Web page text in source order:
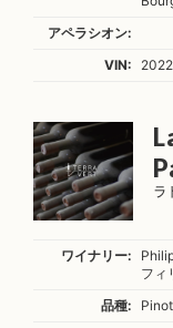
アペラシオン:
VIN:
2022
ラ
ワイナリー:
フィ
品種: